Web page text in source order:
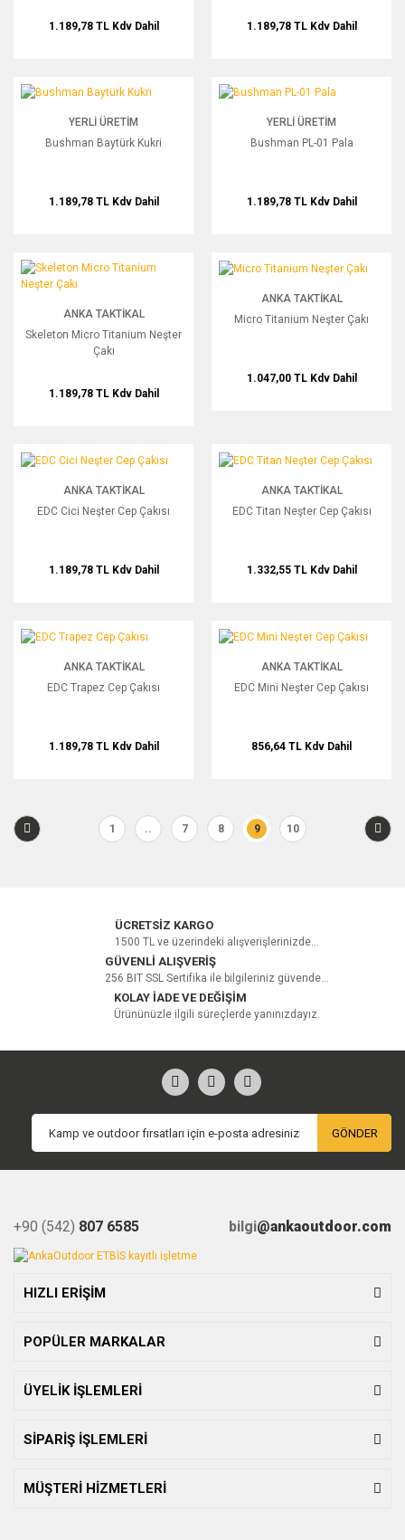
1.189,78 TL Kdv Dahil 1.189,78 TL Kdv Dahil
Bushman Baytürk Kukri
YERLI ÜRETIM
Bushman Baytürk Kukri
1.189,78 TL Kdv Dahil
Bushman PL-01 Pala
YERLI ÜRETIM
Bushman PL-01 Pala
1.189,78 TL Kdv Dahil
Skeleton Micro Titanium Neşter Çakı
ANKA TAKTIKAL
Skeleton Micro Titanium Neşter
Çakı
1.189,78 TL Kdv Dahil
Micro Titanium Neşter Çakı
ANKA TAKTIKAL
Micro Titanium Neşter Çakı
1.047,00 TL Kdv Dahil
EDC Cici Neşter Cep Çakısı
ANKA TAKTIKAL
EDC Cici Neşter Cep Çakısı
1.189,78 TL Kdv Dahil
EDC Titan Neşter Cep Çakısı
ANKA TAKTIKAL
EDC Titan Neşter Cep Çakısı
1.332,55 TL Kdv Dahil
EDC Trapez Cep Çakısı
ANKA TAKTIKAL
EDC Trapez Cep Çakısı
1.189,78 TL Kdv Dahil
EDC Mini Neşter Cep Çakısı
ANKA TAKTIKAL
EDC Mini Neşter Cep Çakısı
856,64 TL Kdv Dahil
1 .. 7 8 9 10
ÜCRETSİZ KARGO
1500 TL ve üzerindeki alışverişlerinizde...
GÜVENLİ ALIŞVERİŞ
256 BIT SSL Sertifika ile bilgileriniz güvende...
KOLAY İADE VE DEĞİŞİM
Ürününüzle ilgili süreçlerde yanınızdayız.
GÖNDER
+90 (542) 807 6585 bilgi@ankaoutdoor.com
HIZLI ERİŞİM
POPÜLER MARKALAR
ÜYELİK İŞLEMLERİ
SİPARİŞ İŞLEMLERİ
MÜŞTERİ HİZMETLERİ